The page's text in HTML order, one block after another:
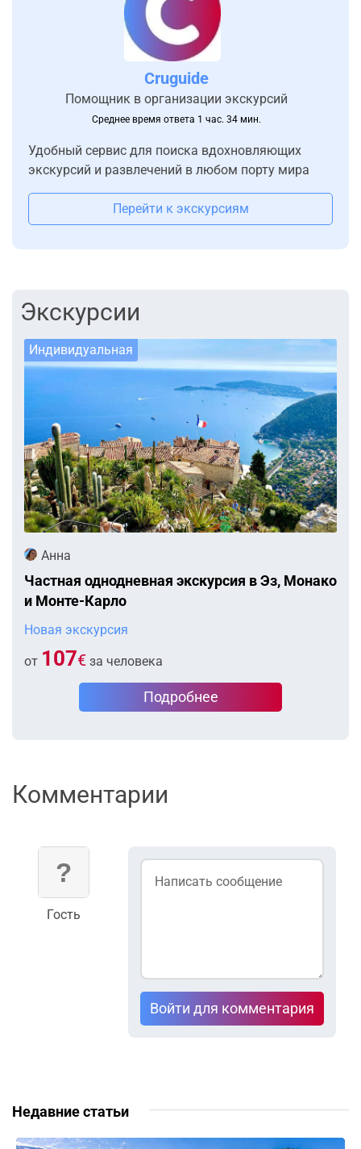
Cruguide
Помощник в организации экскурсий
Среднее время ответа 1 час. 34 мин.
Удобный сервис для поиска вдохновляющих
экскурсий и развлечений в любом порту мира
Перейти к экскурсиям
Экскурсии
Индивидуальная
Анна
Частная однодневная экскурсия в Эз, Монако
и Монте-Карло
Новая экскурсия
от 107€ за человека
Подробнее
Комментарии
Гость
Войти для комментария
Недавние статьи